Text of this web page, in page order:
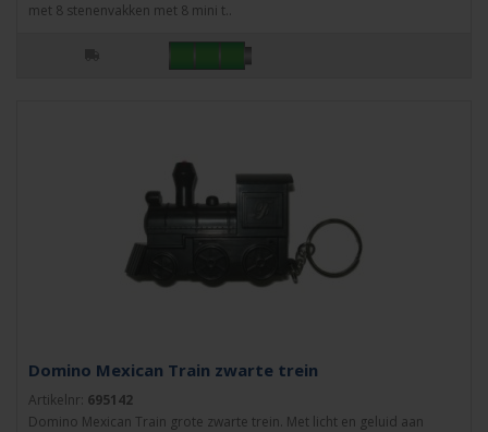
met 8 stenenvakken met 8 mini t..
Domino Mexican Train zwarte trein
Artikelnr: 695142
Domino Mexican Train grote zwarte trein. Met licht en geluid aan